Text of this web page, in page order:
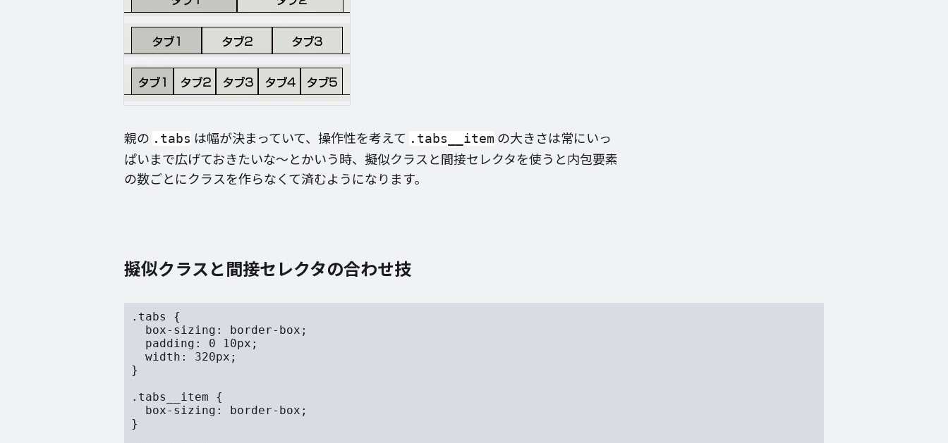
親の .tabs は幅が決まっていて、操作性を考えて .tabs__item の大きさは常にいっ
ぱいまで広げておきたいな〜とかいう時、擬似クラスと間接セレクタを使うと内包要素
の数ごとにクラスを作らなくて済むようになります。
擬似クラスと間接セレクタの合わせ技
.tabs {
  box-sizing: border-box;
  padding: 0 10px;
  width: 320px;
}
.tabs__item {
  box-sizing: border-box;
}